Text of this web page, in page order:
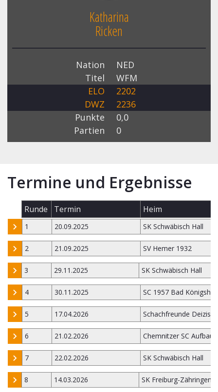
Katharina
Ricken
Nation
NED
Titel
WFM
ELO
2202
DWZ
2236
Punkte
0,0
Partien
0
Termine und Ergebnisse
Runde Termin Heim
1 20.09.2025 SK Schwäbisch Hall
2 21.09.2025 SV Hemer 1932
3 29.11.2025 SK Schwäbisch Hall
4 30.11.2025 SC 1957 Bad
5 17.04.2026 Schachfreunde
6 21.02.2026 Chemnitzer SC Aufbau
7 22.02.2026 SK Schwäbisch Hall
8 14.03.2026 SK Freiburg-Zähringen